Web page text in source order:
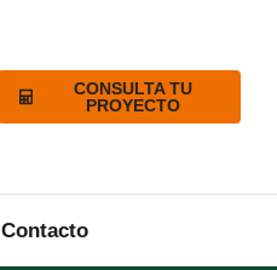
CONSULTA TU
PROYECTO
Contacto